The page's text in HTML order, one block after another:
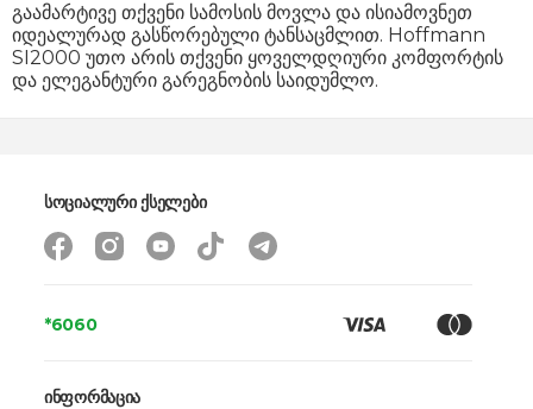
გაამარტივე თქვენი სამოსის მოვლა და ისიამოვნეთ
იდეალურად გასწორებული ტანსაცმლით. Hoffmann
SI2000 უთო არის თქვენი ყოველდღიური კომფორტის
და ელეგანტური გარეგნობის საიდუმლო.
*6060
ინფორმაცია
სოციალური ქსელები